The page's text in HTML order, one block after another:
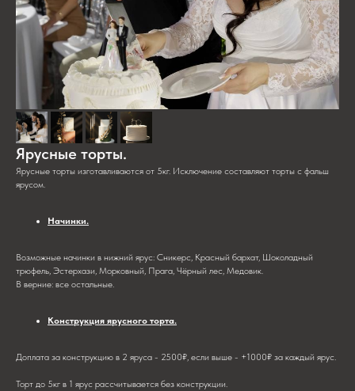
Ярусные торты.
Ярусные торты изготавливаются от 5кг. Исключение составляют торты с фальш
ярусом.
Начинки.
Возможные начинки в нижний ярус: Сникерс, Красный бархат, Шоколадный
трюфель, Эстерхази, Морковный, Прага, Чёрный лес, Медовик.
В верние: все остальные.
Конструкция ярусного торта.
Доплата за конструкцию в 2 яруса - 2500₽, если выше - +1000₽ за каждый ярус.
Торт до 5кг в 1 ярус рассчитывается без конструкции.